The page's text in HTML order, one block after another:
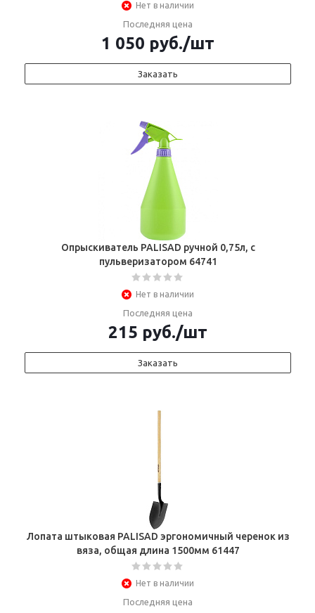
Нет в наличии
Последняя цена
1 050 руб./шт
Заказать
Опрыскиватель PALISAD ручной 0,75л, с
пульверизатором 64741
Нет в наличии
Последняя цена
215 руб./шт
Заказать
Лопата штыковая PALISAD эргономичный черенок из
вяза, общая длина 1500мм 61447
Нет в наличии
Последняя цена